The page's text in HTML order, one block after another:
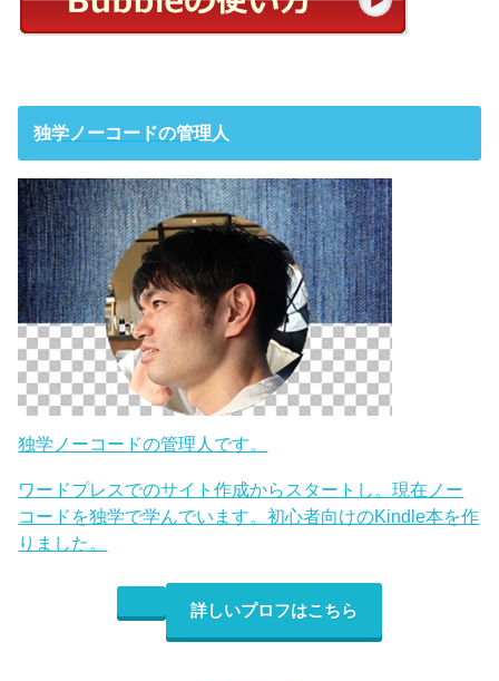
独学ノーコードの管理人
独学ノーコードの管理人です。
ワードプレスでのサイト作成からスタートし。現在ノー
コードを独学で学んでいます。初心者向けのKindle本を作
りました。
詳しいプロフはこちら